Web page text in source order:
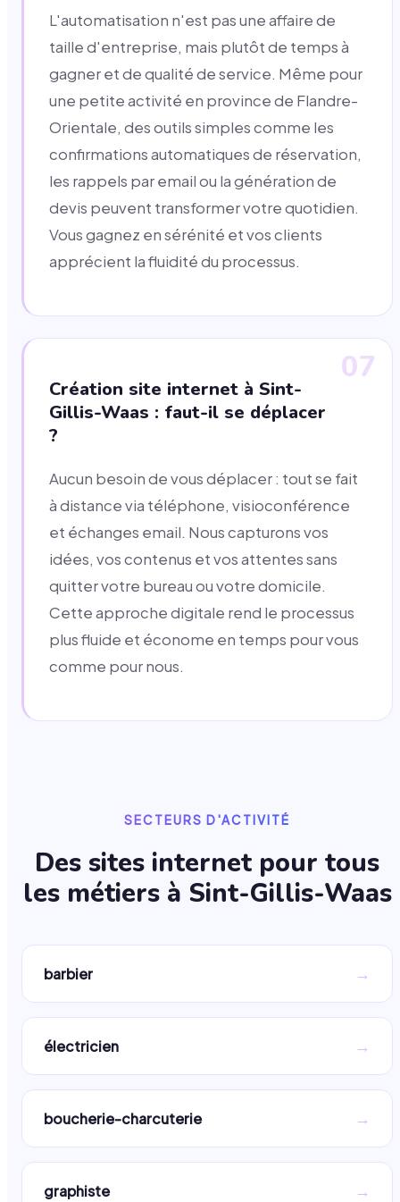
L'automatisation n'est pas une affaire de
taille d'entreprise, mais plutôt de temps à
gagner et de qualité de service. Même pour
une petite activité en province de Flandre-
Orientale, des outils simples comme les
confirmations automatiques de réservation,
les rappels par email ou la génération de
devis peuvent transformer votre quotidien.
Vous gagnez en sérénité et vos clients
apprécient la fluidité du processus.
07
Création site internet à Sint-
Gillis-Waas : faut-il se déplacer
?
Aucun besoin de vous déplacer : tout se fait
à distance via téléphone, visioconférence
et échanges email. Nous capturons vos
idées, vos contenus et vos attentes sans
quitter votre bureau ou votre domicile.
Cette approche digitale rend le processus
plus fluide et économe en temps pour vous
comme pour nous.
SECTEURS D'ACTIVITÉ
Des sites internet pour tous
les métiers à Sint-Gillis-Waas
barbier →
électricien →
boucherie-charcuterie →
graphiste →